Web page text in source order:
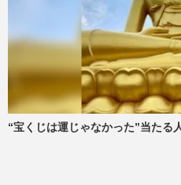
“宝くじは運じゃなかった”当たる